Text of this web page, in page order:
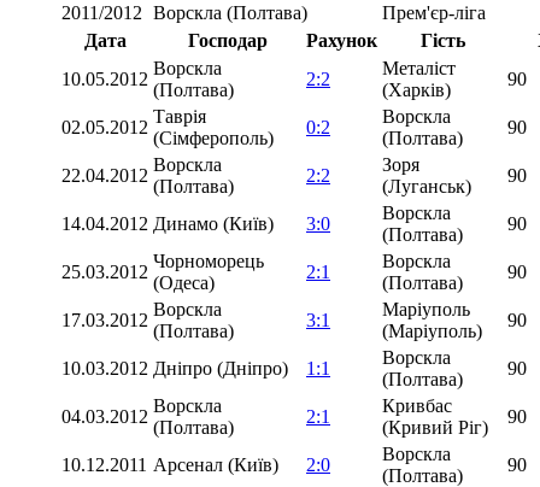
2011/2012 Ворскла (Полтава)
Прем'єр-ліга
Дата
Господар Рахунок Гість
10.05.2012
Ворскла
(Полтава)
2:2
Металіст
(Харків)
90
02.05.2012
Таврія
(Сімферополь)
0:2
Ворскла
(Полтава)
90
22.04.2012
Ворскла
(Полтава)
2:2
Зоря
(Луганськ)
90
14.04.2012 Динамо (Київ) 3:0
Ворскла
(Полтава)
90
25.03.2012
Чорноморець
(Одеса)
2:1
Ворскла
(Полтава)
90
17.03.2012
Ворскла
(Полтава)
3:1
Маріуполь
(Маріуполь)
90
10.03.2012 Дніпро (Дніпро) 1:1
Ворскла
(Полтава)
90
04.03.2012
Ворскла
(Полтава)
2:1
Кривбас
(Кривий Ріг)
90
10.12.2011 Арсенал (Київ) 2:0
Ворскла
(Полтава)
90